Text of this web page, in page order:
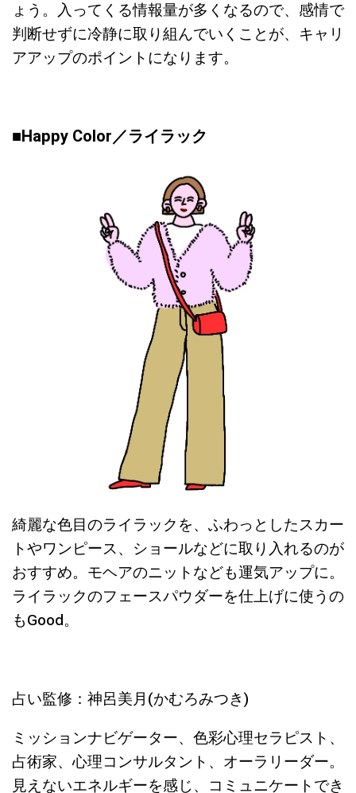
ょう。入ってくる情報量が多くなるので、感情で
判断せずに冷静に取り組んでいくことが、キャリ
アアップのポイントになります。
■Happy Color／ライラック
綺麗な色目のライラックを、ふわっとしたスカー
トやワンピース、ショールなどに取り入れるのが
おすすめ。モヘアのニットなども運気アップに。
ライラックのフェースパウダーを仕上げに使うの
もGood。
占い監修：神呂美月(かむろみつき)
ミッションナビゲーター、色彩心理セラピスト、
占術家、心理コンサルタント、オーラリーダー。
見えないエネルギーを感じ、コミュニケートでき